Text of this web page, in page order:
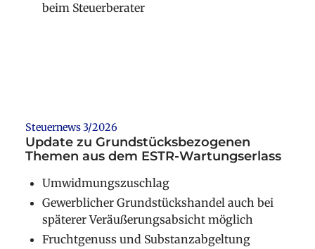
beim Steuerberater
Steuernews 3/2026
Update zu Grundstücksbezogenen
Themen aus dem ESTR-Wartungserlass
Umwidmungszuschlag
Gewerblicher Grundstückshandel auch bei
späterer Veräußerungsabsicht möglich
Fruchtgenuss und Substanzabgeltung